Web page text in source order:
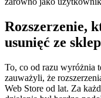
Rozszerzenie,
usunięć ze
To, co od razu wyróżnia
zauważyli, że
Web Store od lat. Za